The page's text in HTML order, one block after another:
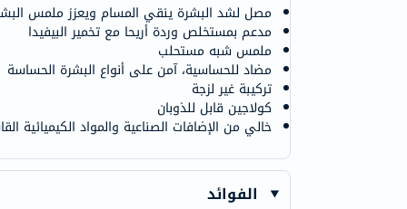
مصل لشد البشرة ينقي المسام ويعزز ملمس
مدعم بمستخلص وردة أريحا مع تخمير البيفيدا
ملمس شبه مستحلب
مضاد للحساسية، آمن على أنواع البشرة الحساسة
تركيبة غير لزجة
كولاجين قابل للذوبان
خالي من الإضافات الصناعية والمواد الكيميائية
الفوائد